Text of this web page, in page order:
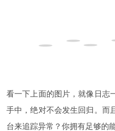
看一下上面的图片，就像日志
手中，绝对不会发生回归。而
台来追踪异常？你拥有足够的